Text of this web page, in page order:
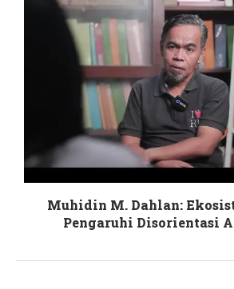
Muhidin M. Dahlan:
Pengaruhi Disorientasi